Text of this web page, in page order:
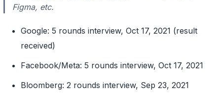
Figma, etc.
Google: 5 rounds interview, Oct 17, 2021 (result
received)
Facebook/Meta: 5 rounds interview, Oct 17, 2021
Bloomberg: 2 rounds interview, Sep 23, 2021